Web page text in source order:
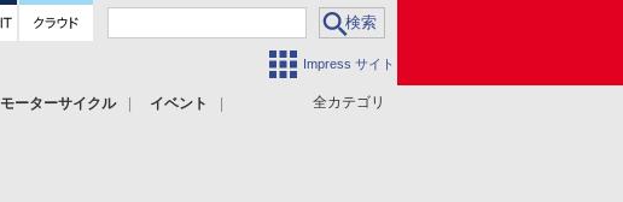
Impress サイト
全カテゴリ
モーターサイクル
イベント